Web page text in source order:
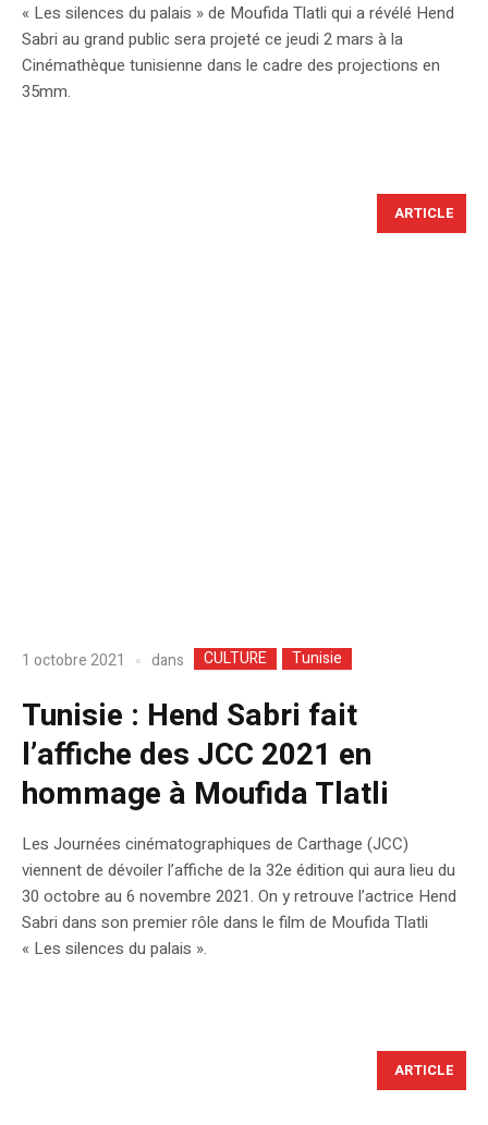
« Les silences du palais » de Moufida Tlatli qui a révélé Hend
Sabri au grand public sera projeté ce jeudi 2 mars à la
Cinémathèque tunisienne dans le cadre des projections en
35mm.
ARTICLE
1 octobre 2021 dans CULTURE Tunisie
Tunisie : Hend Sabri fait
l’affiche des JCC 2021 en
hommage à Moufida Tlatli
Les Journées cinématographiques de Carthage (JCC)
viennent de dévoiler l’affiche de la 32e édition qui aura lieu du
30 octobre au 6 novembre 2021. On y retrouve l’actrice Hend
Sabri dans son premier rôle dans le film de Moufida Tlatli
« Les silences du palais ».
ARTICLE